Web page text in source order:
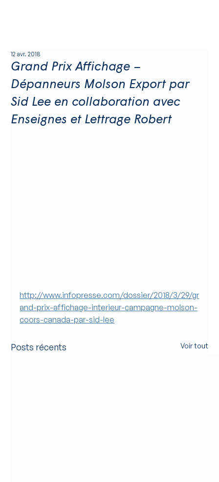
Grand Prix Affichage –
Dépanneurs Molson Export par
Sid Lee en collaboration avec
Enseignes et Lettrage Robert
12 avr. 2018
http://www.infopresse.com/dossier/2018/3/29/gr
and-prix-affichage-interieur-campagne-molson-
coors-canada-par-sid-lee
Posts récents Voir tout